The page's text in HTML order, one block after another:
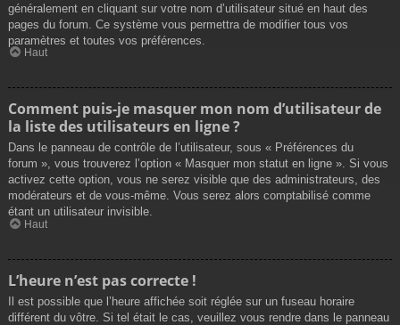
généralement en cliquant sur votre nom d’utilisateur situé en haut des
pages du forum. Ce système vous permettra de modifier tous vos
paramètres et toutes vos préférences.
Haut
Comment puis-je masquer mon nom d’utilisateur de
la liste des utilisateurs en ligne ?
Dans le panneau de contrôle de l’utilisateur, sous « Préférences du
forum », vous trouverez l’option « Masquer mon statut en ligne ». Si vous
activez cette option, vous ne serez visible que des administrateurs, des
modérateurs et de vous-même. Vous serez alors comptabilisé comme
étant un utilisateur invisible.
Haut
L’heure n’est pas correcte !
Il est possible que l’heure affichée soit réglée sur un fuseau horaire
différent du vôtre. Si tel était le cas, veuillez vous rendre dans le panneau